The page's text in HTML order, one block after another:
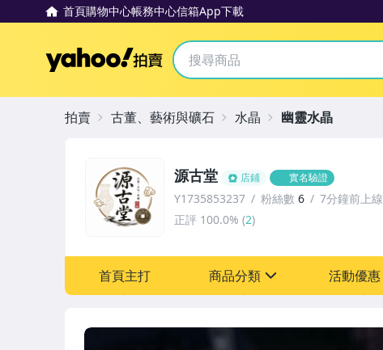
首頁購物中心帳務中心信箱App下載
Yahoo拍賣
源古堂 店鋪 實名驗證
Y1735853237 粉絲數 6
7分鐘前上線
正評 100.0% (2)
首頁主打 商品分類 活動優惠
拍賣 古董、藝術與礦石 水晶 幽靈水晶